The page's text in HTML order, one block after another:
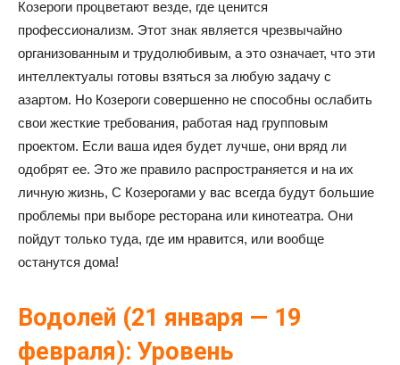
Козероги процветают везде, где ценится
профессионализм. Этот знак является чрезвычайно
организованным и трудолюбивым, а это означает, что эти
интеллектуалы готовы взяться за любую задачу с
азартом. Но Козероги совершенно не способны ослабить
свои жесткие требования, работая над групповым
проектом. Если ваша идея будет лучше, они вряд ли
одобрят ее. Это же правило распространяется и на их
личную жизнь, С Козерогами у вас всегда будут большие
проблемы при выборе ресторана или кинотеатра. Они
пойдут только туда, где им нравится, или вообще
останутся дома!
Водолей (21 января — 19
февраля): Уровень